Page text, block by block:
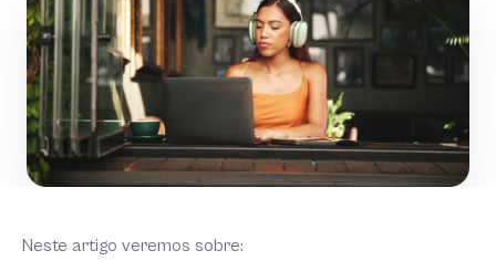
Neste artigo veremos sobre: